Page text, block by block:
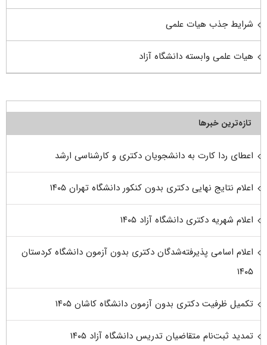
شرایط جذب هیات علمی
هیات علمی وابسته دانشگاه آزاد
تازه‌ترین خبرها
اعطای ردا کارت به دانشجویان دکتری و کارشناسی ارشد
اعلام نتایج نهایی دکتری بدون کنکور دانشگاه تهران ۱۴۰۵
اعلام شهریه دکتری دانشگاه آزاد ۱۴۰۵
اعلام اسامی پذیرفته‌شدگان دکتری بدون آزمون دانشگاه کردستان
۱۴۰۵
تکمیل ظرفیت دکتری بدون آزمون دانشگاه کاشان ۱۴۰۵
تمدید ثبت‌نام متقاضیان تدریس دانشگاه آزاد ۱۴۰۵